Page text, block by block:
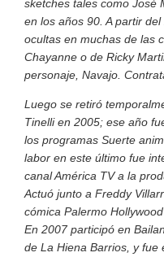
sketches tales como José
en los años 90. A partir
ocultas en muchas de las
Chayanne o de Ricky
personaje, Navajo.
Luego se retiró
Tinelli en 2005; ese año
los programas Suerte
labor en este último fue
canal América TV a la
Actuó junto a Freddy
cómica Palermo
En 2007 participó en
de La Hiena Barrios, y fue